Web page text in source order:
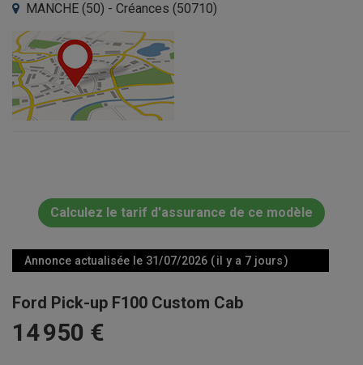
MANCHE (50) - Créances (50710)
Calculez le tarif d'assurance de ce modèle
Annonce actualisée le 31/07/2026 ( il y a 7 jours )
Ford Pick-up F100 Custom Cab
14 950 €